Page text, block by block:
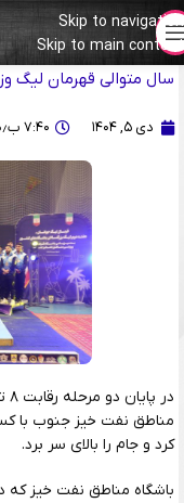
Skip to navigation
Skip to main content
هت‌تریک قهرمانی مناطق
سال متوالی قهرمان لیگ
دی ۵, ۱۴۰۴ ۷:۴۰ ب٫ظ
کرد و جام را بالای سر برد.
باشگاه مناطق نفت خیز که